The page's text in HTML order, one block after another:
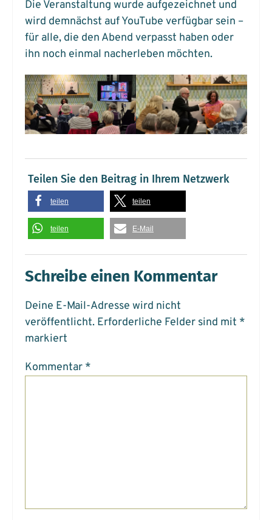
Die Veranstaltung wurde aufgezeichnet und
wird demnächst auf YouTube verfügbar sein –
für alle, die den Abend verpasst haben oder
ihn noch einmal nacherleben möchten.
Teilen Sie den Beitrag in Ihrem Netzwerk
teilen teilen
teilen E-Mail
Schreibe einen Kommentar
Deine E-Mail-Adresse wird nicht
veröffentlicht. Erforderliche Felder sind mit *
markiert
Kommentar *